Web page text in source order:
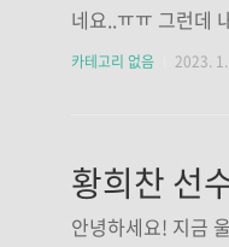
화 확보 - 화재를
집 안에서 떨어지
네요..ㅠㅠ 그런데
다면 우리는 어떻
저하게 대비하자구
도 미리 준비할 것
카테고리 없음 2023.
안녕하세요! 지금